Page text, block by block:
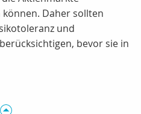
Daher sollten
und
bevor sie in